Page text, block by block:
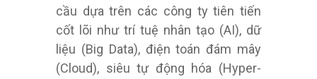
cầu dựa trên các công ty tiên tiến
cốt lõi như trí tuệ nhân tạo (AI), dữ
liệu (Big Data), điện toán đám mây
(Cloud), siêu tự động hóa (Hyper-